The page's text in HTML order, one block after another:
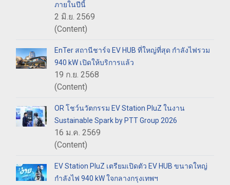
ภายในปีนี้
2 มิ.ย. 2569
(Content)
EnTer สถานีชาร์จ EV HUB ที่ใหญ่ที่สุด กำลังไฟรวม
940 kW เปิดให้บริการแล้ว
19 ก.ย. 2568
(Content)
OR โชว์นวัตกรรม EV Station PluZ ในงาน
Sustainable Spark by PTT Group 2026
16 ม.ค. 2569
(Content)
EV Station PluZ เตรียมเปิดตัว EV HUB ขนาดใหญ่
กำลังไฟ 940 kW ใจกลางกรุงเทพฯ